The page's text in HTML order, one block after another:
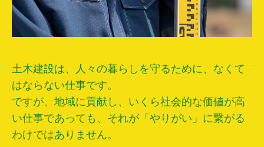
土木建設は、人々の暮らしを守るために、なくて
はならない仕事です。
ですが、地域に貢献し、いくら社会的な価値が高
い仕事であっても、それが「やりがい」に繋がる
わけではありません。